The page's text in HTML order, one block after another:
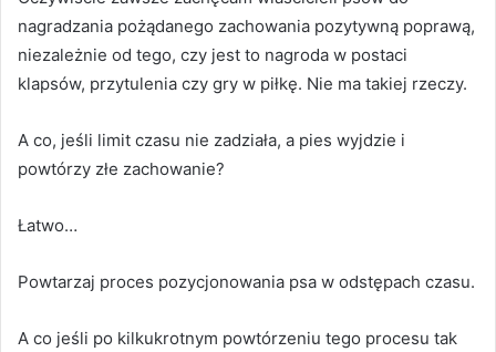
nagradzania pożądanego zachowania pozytywną poprawą,
niezależnie od tego, czy jest to nagroda w postaci
klapsów, przytulenia czy gry w piłkę. Nie ma takiej rzeczy.
A co, jeśli limit czasu nie zadziała, a pies wyjdzie i
powtórzy złe zachowanie?
Łatwo…
Powtarzaj proces pozycjonowania psa w odstępach czasu.
A co jeśli po kilkukrotnym powtórzeniu tego procesu tak